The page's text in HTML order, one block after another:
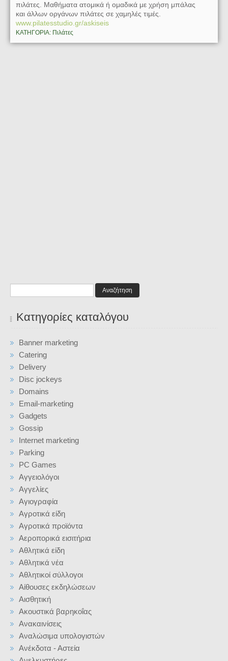
πιλάτες. Μαθήματα ατομικά ή ομαδικά με χρήση μπάλας
και άλλων οργάνων πιλάτες σε χαμηλές τιμές.
www.pilatesstudio.gr/askiseis
ΚΑΤΗΓΟΡΙΑ: Πιλάτες
Αναζήτηση
Κατηγορίες καταλόγου
Banner marketing
Catering
Delivery
Disc jockeys
Domains
Email-marketing
Gadgets
Gossip
Internet marketing
Parking
PC Games
Αγγειολόγοι
Αγγελίες
Αγιογραφία
Αγροτικά είδη
Αγροτικά προϊόντα
Αεροπορικά εισιτήρια
Αθλητικά είδη
Αθλητικά νέα
Αθλητικοί σύλλογοι
Αίθουσες εκδηλώσεων
Αισθητική
Ακουστικά βαρηκοΐας
Ανακαινίσεις
Αναλώσιμα υπολογιστών
Ανέκδοτα - Αστεία